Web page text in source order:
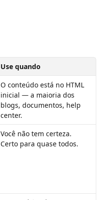
Use quando
O conteúdo está no HTML
inicial — a maioria dos
blogs, documentos, help
center.
Você não tem certeza.
Certo para quase todos.